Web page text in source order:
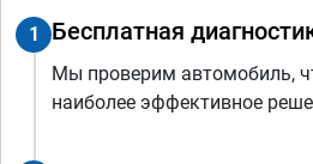
1 Бесплатная
Мы проверим автомобиль,
наиболее эффективное